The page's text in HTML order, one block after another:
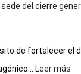
del cierre
de fortalecer el
Leer más